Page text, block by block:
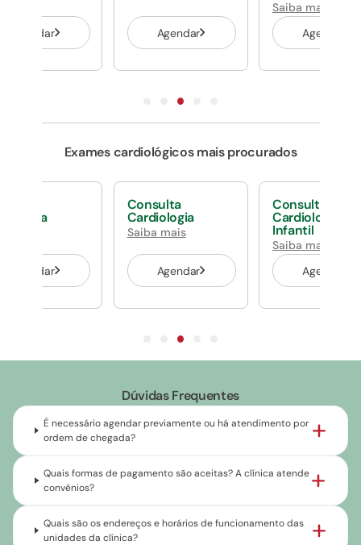
Agendar
Agendar
Saiba mais
Agendar
Exames cardiológicos mais procurados
Agendar
Consulta
Cardiologia
Saiba mais
Agendar
Consulta
Cardiologia
Infantil
Saiba mais
Agendar
Dúvidas Frequentes
É necessário agendar previamente ou há atendimento por
ordem de chegada?
Quais formas de pagamento são aceitas? A clínica atende
convênios?
Quais são os endereços e horários de funcionamento das
unidades da clínica?